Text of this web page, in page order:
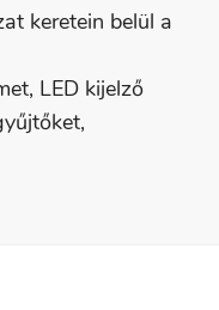
keretein belül a
LED kijelző